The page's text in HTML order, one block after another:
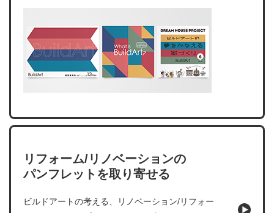
リフォーム/リノベーションの
パンフレットを取り寄せる
ビルドアートの考える、リノベーション/リフォー